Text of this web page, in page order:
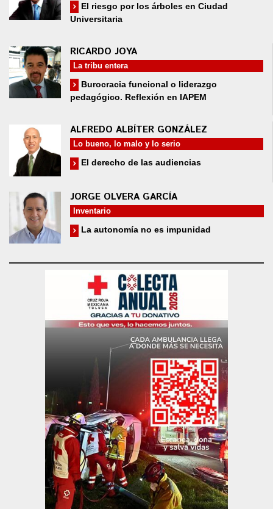
El riesgo por los árboles en Ciudad
Universitaria
RICARDO JOYA
La tribu entera
Burocracia funcional o liderazgo
pedagógico. Reflexión en IAPEM
ALFREDO ALBÍTER GONZÁLEZ
Lo bueno, lo malo y lo serio
El derecho de las audiencias
JORGE OLVERA GARCÍA
Inventario
La autonomía no es impunidad